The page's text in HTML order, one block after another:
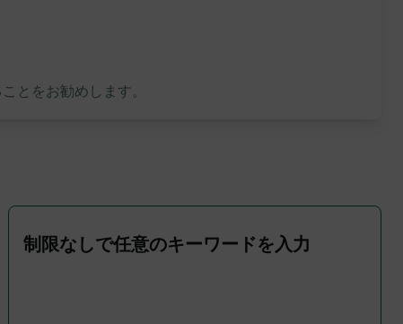
とをお勧めします。
制限なしで任意のキーワードを入力